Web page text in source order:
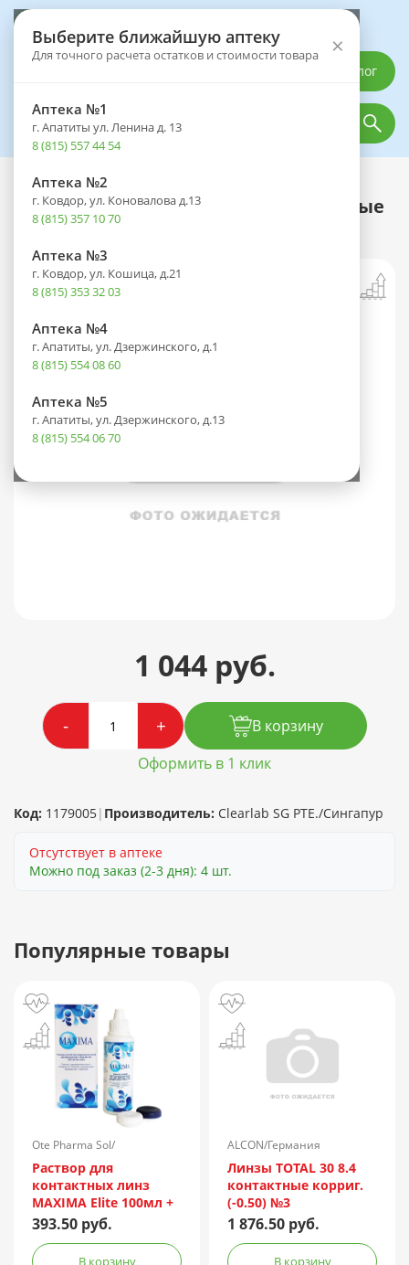
Выберите ближайшую аптеку
Для точного расчета остатков и стоимости товара ×
Аптека №1
г. Апатиты ул. Ленина д. 13
8 (815) 557 44 54
Аптека №2
г. Ковдор, ул. Коновалова д.13
8 (815) 357 10 70
Аптека №3
г. Ковдор, ул. Кошица, д.21
8 (815) 353 32 03
Аптека №4
г. Апатиты, ул. Дзержинского, д.1
8 (815) 554 08 60
Аптека №5
г. Апатиты, ул. Дзержинского, д.13
8 (815) 554 06 70
Каталог
Каталог Оптика
Линзы CLEAR 55A (30 дней) контактные
R 8.7 -4,50 №6
1 044 руб.
- +
В корзину
Оформить в 1 клик
Код: 1179005| Производитель: Clearlab SG PTE./Сингапур
Отсутствует в аптеке
Можно под заказ (2-3 дня): 4 шт.
Популярные товары
Ote Pharma Sol/
Нидерланды
Раствор для
контактных линз
MAXIMA Elite 100мл +
контейнер
393.50 руб.
В корзину
ALCON/Германия
Линзы TOTAL 30 8.4
контактные корриг.
(-0.50) №3
1 876.50 руб.
В корзину